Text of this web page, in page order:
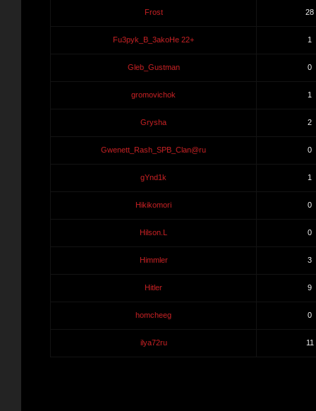
Frost 28
Fu3pyk_B_3akoHe 22+ 1
Gleb_Gustman 0
gromovichok 1
Grysha 2
Gwenett_Rash_SPB_Clan@ru 0
gYnd1k 1
Hikikomori 0
Hilson.L 0
Himmler 3
Hitler 9
homcheeg 0
ilya72ru 11